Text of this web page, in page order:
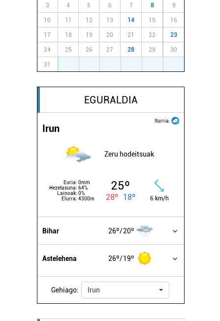
3 4 5 6 7 8 9
10 11 12 13 14 15 16
17 18 19 20 21 22 23
24 25 26 27 28 29 30
31
EGURALDIA
Iturria:
Irun
Zeru hodeitsuak
Euria: 0mm
Hezetasuna: 64%
Lainoak: 0%
Elurra: 4300m
25º
28º 18º 6 km/h
Bihar 26º 20º
Astelehena 26º 19º
Gehiago: Irun